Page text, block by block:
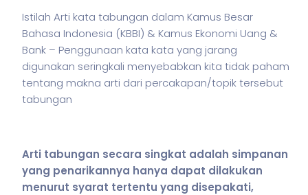
Istilah Arti kata tabungan dalam Kamus Besar
Bahasa Indonesia (KBBI) & Kamus Ekonomi Uang &
Bank – Penggunaan kata kata yang jarang
digunakan seringkali menyebabkan kita tidak paham
tentang makna arti dari percakapan/topik tersebut
tabungan
Arti tabungan secara singkat adalah simpanan
yang penarikannya hanya dapat dilakukan
menurut syarat tertentu yang disepakati,